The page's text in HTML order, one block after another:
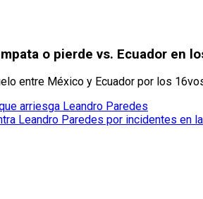
o pierde vs. Ecuador en
entre México y Ecuador por los
arriesga Leandro Paredes
Leandro Paredes por incidentes en